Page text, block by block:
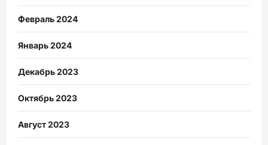
Февраль 2024
Январь 2024
Декабрь 2023
Октябрь 2023
Август 2023